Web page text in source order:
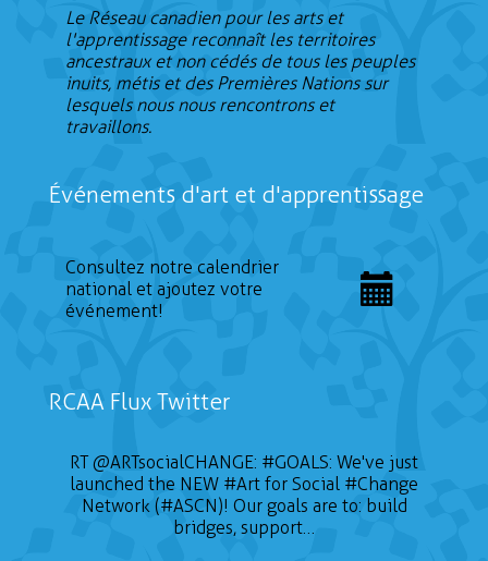
Le Réseau canadien pour les arts et
l'apprentissage reconnaît les territoires
ancestraux et non cédés de tous les peuples
inuits, métis et des Premières Nations sur
lesquels nous nous rencontrons et
travaillons.
Événements d'art et d'apprentissage
Consultez notre calendrier
national et ajoutez votre
événement!
RCAA Flux Twitter
RT@ARTsocialCHANGE: #GOALS: We've just
launched the NEW #Art for Social #Change
Network (#ASCN)! Our goals are to: build
bridges, support…